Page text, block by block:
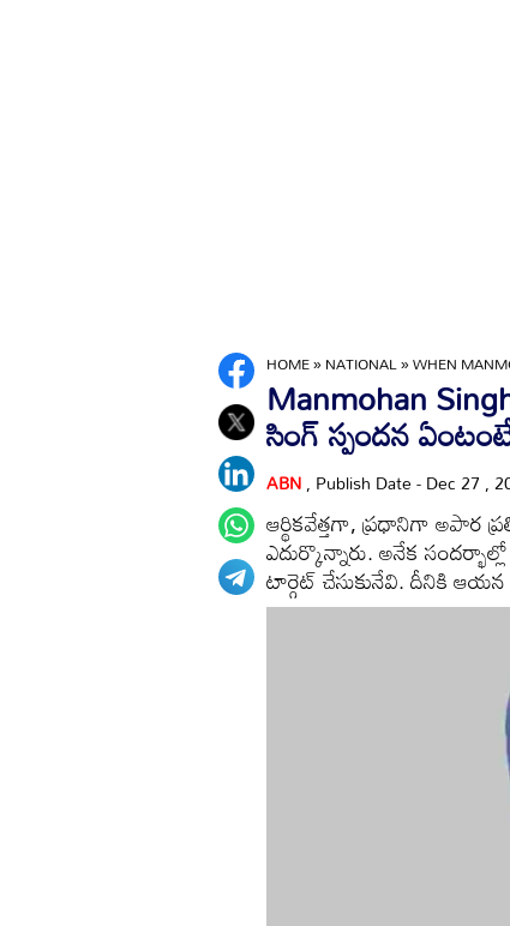
HOME»NATIONAL»WHEN
Manmohan
సింగ్ స్పందన
ABN, Publish Date - Dec 27 ,
ఆర్థికవేత్తగా, ప్రధానిగా అపార
ఎదుర్కొన్నారు. అనేక
టార్గెట్ చేసుకునేవి. దీనికి